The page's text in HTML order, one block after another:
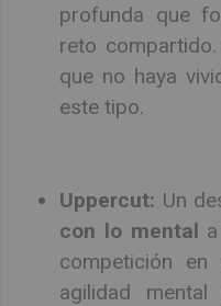
profunda que
reto
que no haya
este tipo.
Uppercut: Un
con lo mental
competición en
agilidad